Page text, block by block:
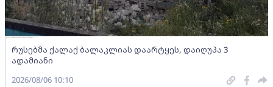
რუსებმა ქალაქ ბალაკლიას დაარტყეს, დაიღუპა 3
ადამიანი
2026/08/06 10:10